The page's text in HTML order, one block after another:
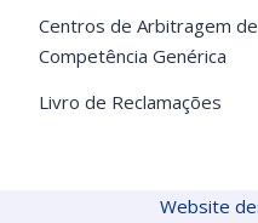
Centros de Arbitragem
Competência Genérica
Livro de Reclamações
Website